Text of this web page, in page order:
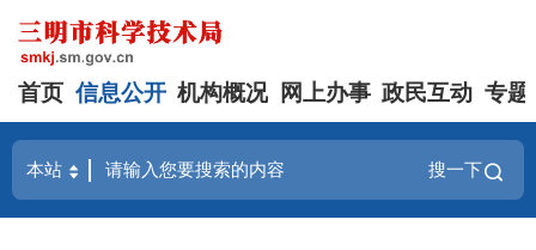
首页 信息公开 机构概况 网上办事 政民互动 专题
搜一下